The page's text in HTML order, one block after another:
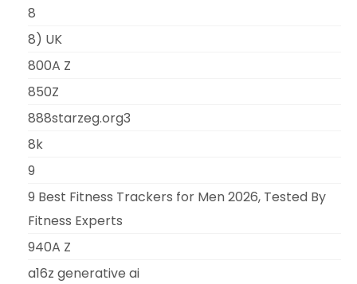
8
8) UK
800A Z
850Z
888starzeg.org3
8k
9
9 Best Fitness Trackers for Men 2026, Tested By
Fitness Experts
940A Z
a16z generative ai